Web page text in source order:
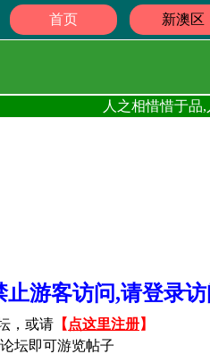
首页 新澳区
人之相惜惜于品
止游客访问,请登录
，或请 【 点这里注册】
坛即可游览帖子